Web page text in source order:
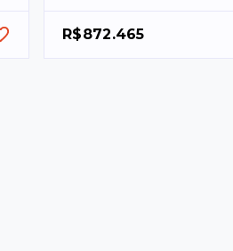
R$872.465